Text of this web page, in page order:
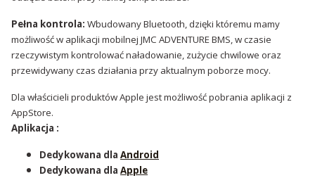
Pełna kontrola: Wbudowany Bluetooth, dzięki któremu mamy
możliwość w aplikacji mobilnej JMC ADVENTURE BMS, w czasie
rzeczywistym kontrolować naładowanie, zużycie chwilowe oraz
przewidywany czas działania przy aktualnym poborze mocy.
Dla właścicieli produktów Apple jest możliwość pobrania aplikacji z
AppStore.
Aplikacja :
Dedykowana dla Android
Dedykowana dla Apple